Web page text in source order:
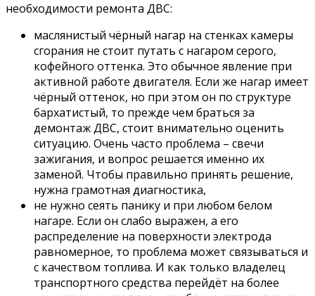
необходимости ремонта ДВС:
маслянистый чёрный нагар на стенках камеры
сгорания не стоит путать с нагаром серого,
кофейного оттенка. Это обычное явление при
активной работе двигателя. Если же нагар имеет
чёрный оттенок, но при этом он по структуре
бархатистый, то прежде чем браться за
демонтаж ДВС, стоит внимательно оценить
ситуацию. Очень часто проблема – свечи
зажигания, и вопрос решается именно их
заменой. Чтобы правильно принять решение,
нужна грамотная диагностика,
не нужно сеять панику и при любом белом
нагаре. Если он слабо выражен, а его
распределение на поверхности электрода
равномерное, то проблема может связываться и
с качеством топлива. И как только владелец
транспортного средства перейдёт на более